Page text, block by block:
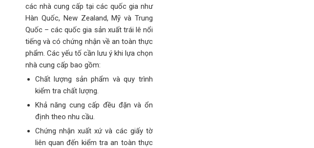
các nhà cung cấp tại các quốc gia như
Hàn Quốc, New Zealand, Mỹ và Trung
Quốc – các quốc gia sản xuất trái lê nổi
tiếng và có chứng nhận về an toàn thực
phẩm. Các yếu tố cần lưu ý khi lựa chọn
nhà cung cấp bao gồm:
Chất lượng sản phẩm và quy trình
kiểm tra chất lượng.
Khả năng cung cấp đều đặn và ổn
định theo nhu cầu.
Chứng nhận xuất xứ và các giấy tờ
liên quan đến kiểm tra an toàn thực